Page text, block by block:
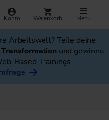
Konto Warenkorb Menü
Arbeitswelt? Teile deine
und gewinne
Based Trainings.